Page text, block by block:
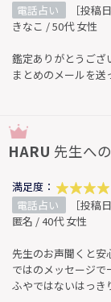
電話占い
［投稿
きなこ / 50代 女性
鑑定ありがとうござ
まとめのメールを送
HARU 先生へ
満足度：
電話占い
［投稿
匿名 / 40代 女性
先生のお声聞くと安
ではのメッセージで
ふやではないはっき